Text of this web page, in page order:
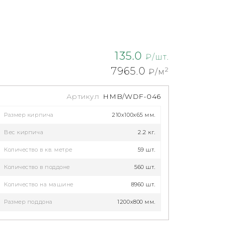
135.0 ₽/шт.
7965.0 ₽/м 2
Артикул HMB/WDF-046
Размер кирпича 210x100x65 мм.
Вес кирпича 2.2 кг.
Количество в кв. метре 59 шт.
Количество в поддоне 560 шт.
Количество на машине 8960 шт.
Размер поддона 1200х800 мм.